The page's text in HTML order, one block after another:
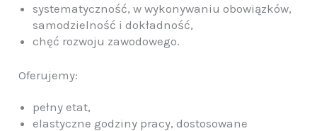
systematyczność, w wykonywaniu obowiązków,
samodzielność i dokładność,
chęć rozwoju zawodowego.
Oferujemy:
pełny etat,
elastyczne godziny pracy, dostosowane